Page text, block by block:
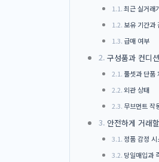
최근 실거래
보유 기간과
급매 여부
구성품과 컨디
풀셋과 단품
외관 상태
무브먼트 작
안전하게 거래
정품 감정
당일매입과